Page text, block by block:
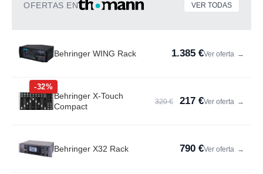
OFERTAS EN VER TODAS
Behringer WING Rack 1.385 €Ver oferta →
-32%
Behringer X-Touch
Compact
320 € 217 €Ver oferta →
Behringer X32 Rack 790 €Ver oferta →